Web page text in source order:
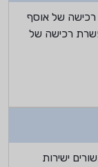
רכישה של אוסף
רכישה של
ישירות